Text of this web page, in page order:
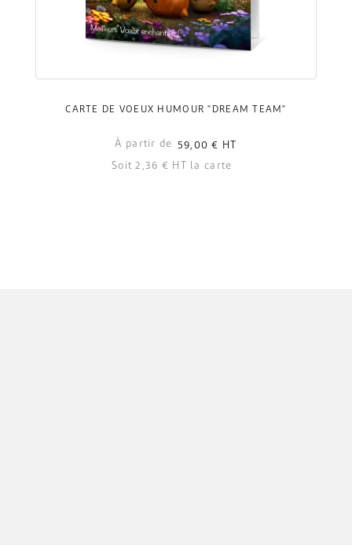
CARTE DE VOEUX HUMOUR "DREAM TEAM"
À partir de 59,00 €
HT
Soit 2,36 € HT la carte